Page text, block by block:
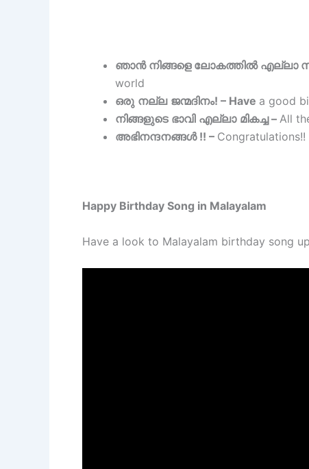
ഞാൻ നിങ്ങളെ ലോകത്തിൽ എല്ലാ
world
ഒരു നല്ല ജന്മദിനം! – Have a good
നിങ്ങളുടെ ഭാവി എല്ലാ മികച്ച– All
അഭിനന്ദനങ്ങൾ!! – Congratulations!!
Happy Birthday Song in Malayalam
Have a look to Malayalam birthday song